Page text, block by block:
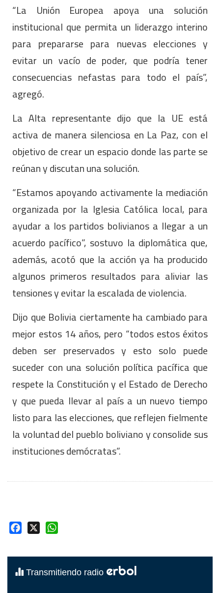
“La Unión Europea apoya una solución
institucional que permita un liderazgo interino
para prepararse para nuevas elecciones y
evitar un vacío de poder, que podría tener
consecuencias nefastas para todo el país”,
agregó.
La Alta representante dijo que la UE está
activa de manera silenciosa en La Paz, con el
objetivo de crear un espacio donde las parte se
reúnan y discutan una solución.
“Estamos apoyando activamente la mediación
organizada por la Iglesia Católica local, para
ayudar a los partidos bolivianos a llegar a un
acuerdo pacífico”, sostuvo la diplomática que,
además, acotó que la acción ya ha producido
algunos primeros resultados para aliviar las
tensiones y evitar la escalada de violencia.
Dijo que Bolivia ciertamente ha cambiado para
mejor estos 14 años, pero “todos estos éxitos
deben ser preservados y esto solo puede
suceder con una solución política pacífica que
respete la Constitución y el Estado de Derecho
y que pueda llevar al país a un nuevo tiempo
listo para las elecciones, que reflejen fielmente
la voluntad del pueblo boliviano y consolide sus
instituciones demócratas”.
Facebook
Transmitiendo radio erbol